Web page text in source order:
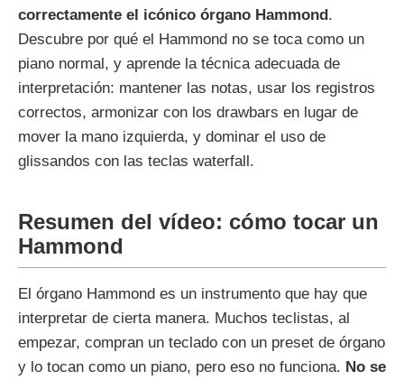
correctamente el icónico órgano Hammond.
Descubre por qué el Hammond no se toca como un
piano normal, y aprende la técnica adecuada de
interpretación: mantener las notas, usar los registros
correctos, armonizar con los drawbars en lugar de
mover la mano izquierda, y dominar el uso de
glissandos con las teclas waterfall.
Resumen del vídeo: cómo tocar un
Hammond
El órgano Hammond es un instrumento que hay que
interpretar de cierta manera. Muchos teclistas, al
empezar, compran un teclado con un preset de órgano
y lo tocan como un piano, pero eso no funciona. No se